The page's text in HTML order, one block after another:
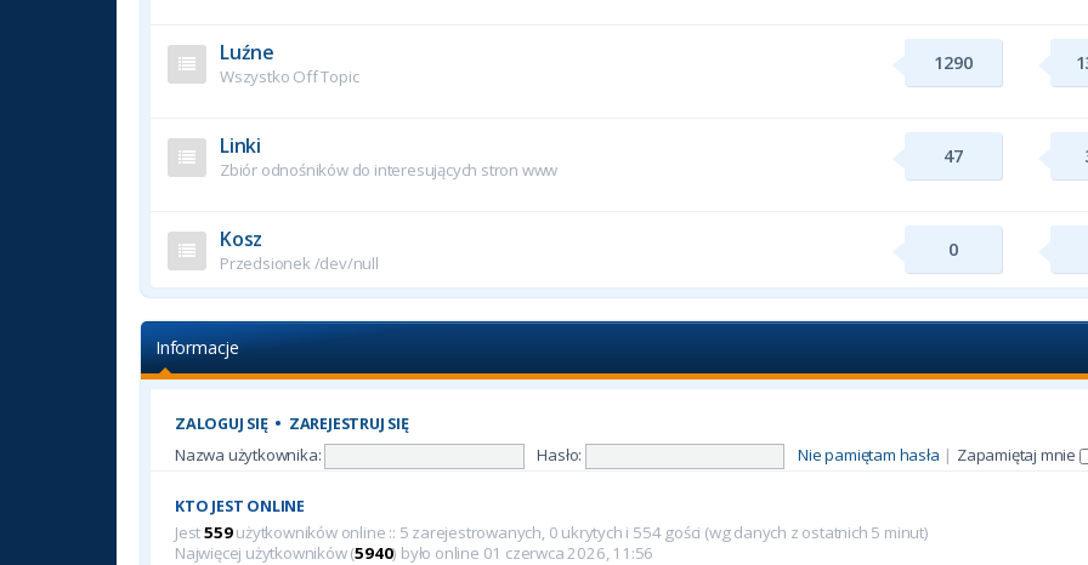
Luźne
Wszystko Off Topic
1290
Linki
Zbiór odnośników do interesujących stron www
47
Kosz
Przedsionek /dev/null
0
Informacje
ZALOGUJ SIĘ• ZAREJESTRUJ SIĘ
Nazwa użytkownika: Hasło: Nie pamiętam hasła | Zapamiętaj mnie
KTO JEST ONLINE
Jest559użytkowników online :: 5 zarejestrowanych, 0 ukrytych i 554 gości (wg danych z ostatnich 5 minut)
Najwięcej użytkowników (5940) było online 01 czerwca 2026, 11:56